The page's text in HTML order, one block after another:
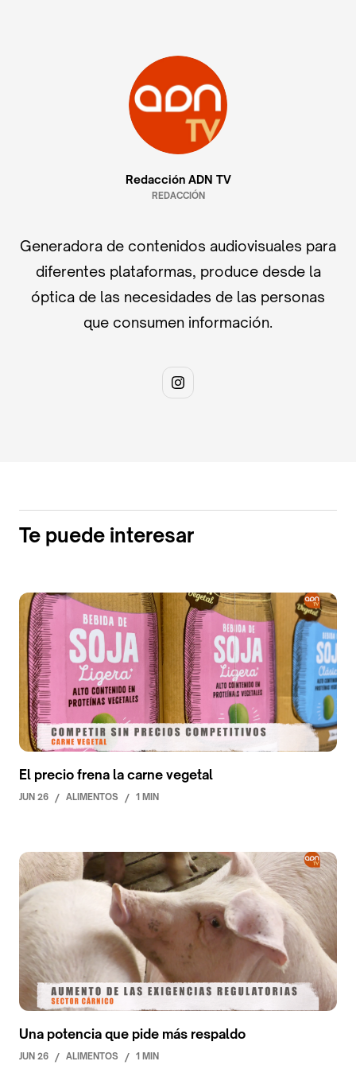
Redacción ADN TV
REDACCIÓN
Generadora de contenidos audiovisuales para
diferentes plataformas, produce desde la
óptica de las necesidades de las personas
que consumen información.
Te puede interesar
El precio frena la carne vegetal
JUN 26 / ALIMENTOS / 1 MIN
Una potencia que pide más respaldo
JUN 26 / ALIMENTOS / 1 MIN